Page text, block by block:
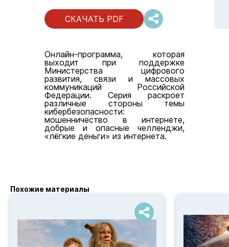
СКАЧАТЬ PDF
Онлайн-программа, которая
выходит при поддержке
Министерства цифрового
развития, связи и массовых
коммуникаций Российской
Федерации. Серия раскроет
различные стороны темы
кибербезопасности:
мошенничество в интернете,
добрые и опасные челленджи,
«лёгкие деньги» из интернета.
Похожие материалы